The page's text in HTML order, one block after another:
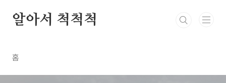
알아서 척척척
홈